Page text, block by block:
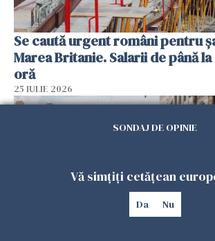
Se caută urgent români pentru
Marea Britanie. Salarii de până
oră
25 IULIE 2026
SONDAJ DE OPINIE
Vă simțiți cetățean
Da Nu